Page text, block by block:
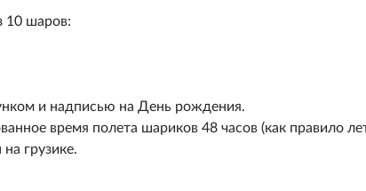
10 шаров:
и надписью на День рождения.
время полета шариков 48 часов (как правило
грузике.